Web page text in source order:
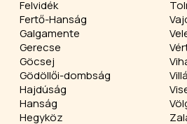
Felvidék
Fertő-Hanság
Galgamente
Gerecse
Göcsej
Gödöllői-dombság
Hajdúság
Hanság
Hegyköz